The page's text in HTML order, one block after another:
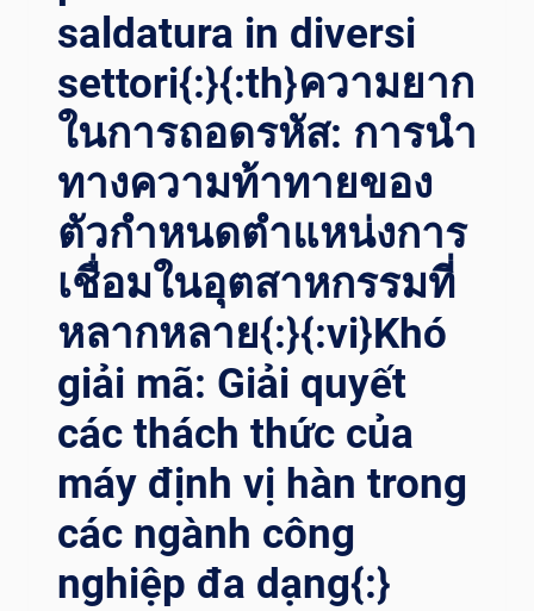
SA
LDATURA NE
L SE
TTORE NA
VALE CO
SIZIONATORI DI
LDATURA AL
L’AVANGUARDIA{:}{:
TH}ล่
องเร
ืออย
่างรา
บรื
่น: ปฏ
รเช
ื่อมกา
รต่
อเร
ือด้
saldatura in diversi
settori{:}{:th}ความยาก
ในการถอดรหัส: การนำ
ทางความท้าทายของ
ตัวกำหนดตำแหน่งการ
เชื่อมในอุตสาหกรรมที่
หลากหลาย{:}{:vi}Khó
giải mã: Giải quyết
các thách thức của
máy định vị hàn trong
các ngành công
nghiệp đa dạng{:}